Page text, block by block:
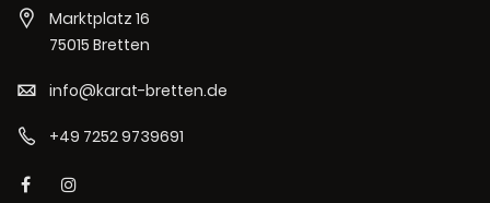
Marktplatz 16
75015 Bretten
info@karat-bretten.de
+49 7252 9739691